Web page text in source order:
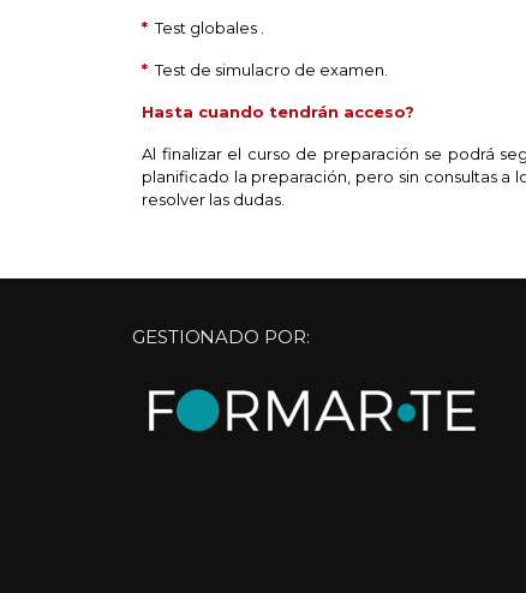
* Test globales .
* Test de simulacro de examen.
Hasta cuando tendrán acceso?
Al finalizar el curso de preparación se podrá
planificado la preparación, pero sin consultas a
resolver las dudas.
GESTIONADO POR: